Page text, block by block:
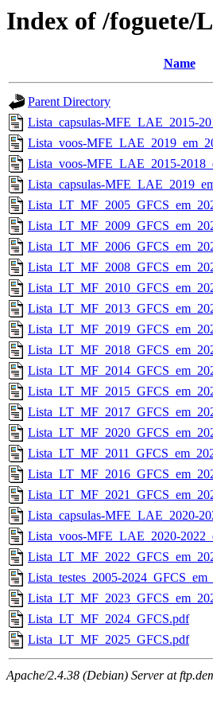
Index of /foguete/
Name
Parent Directory
Lista_capsulas-MFE_LAE_2015-
Lista_voos-
Lista_voos-MFE_LAE_2015-
Lista_capsulas-
Lista_capsulas-MFE_LAE_2020-
Lista_voos-MFE_LAE_2020-
Lista_testes_2005-
Lista_LT_MF_2024_GFCS.pdf
Lista_LT_MF_2025_GFCS.pdf
Apache/2.4.38 (Debian) Server at